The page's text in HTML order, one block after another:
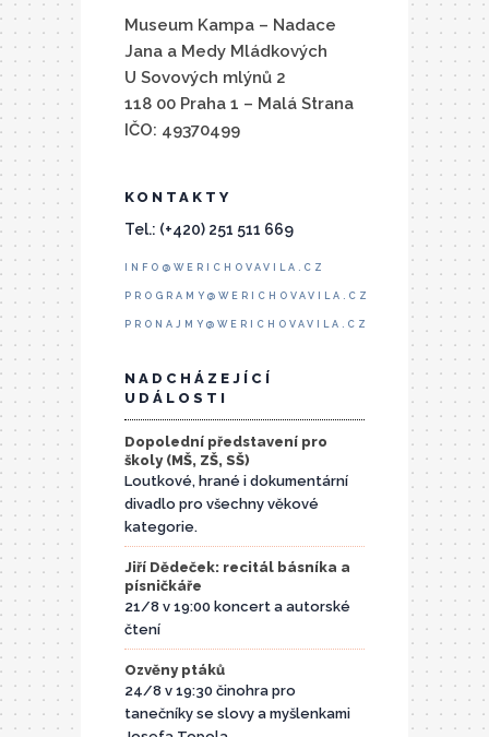
Museum Kampa – Nadace
Jana a Medy Mládkových
U Sovových mlýnů 2
118 00 Praha 1 – Malá Strana
IČO: 49370499
KONTAKTY
Tel.: (+420) 251 511 669
INFO@WERICHOVAVILA.CZ
PROGRAMY@WERICHOVAVILA.CZ
PRONAJMY@WERICHOVAVILA.CZ
NADCHÁZEJÍCÍ
UDÁLOSTI
Dopolední představení pro
školy (MŠ, ZŠ, SŠ)
Loutkové, hrané i dokumentární
divadlo pro všechny věkové
kategorie.
Jiří Dědeček: recitál básníka a
písničkáře
21/8 v 19:00 koncert a autorské
čtení
Ozvěny ptáků
24/8 v 19:30 činohra pro
tanečníky se slovy a myšlenkami